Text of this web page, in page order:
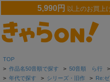
5,990円 以上のお買上
TOP
> 作品名50音順で探す > 50音順 ら行 >
> 年代で探す > シリーズ・旧作 > Re: